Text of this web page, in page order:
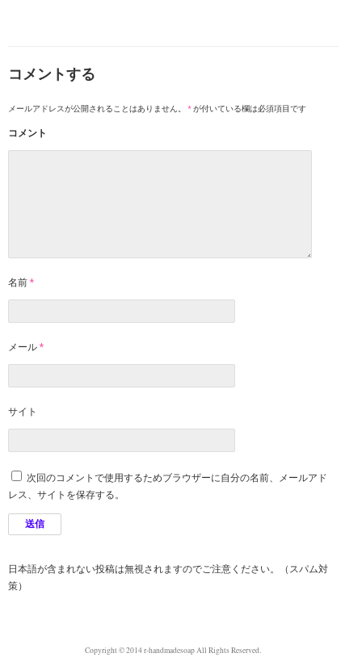
コメントする
メールアドレスが公開されることはありません。 *が付いている欄は必須項目です
コメント
名前 *
メール *
サイト
次回のコメントで使用するためブラウザーに自分の名前、メールアド
レス、サイトを保存する。
日本語が含まれない投稿は無視されますのでご注意ください。（スパム対
策）
Copyright © 2014 r-handmadesoap All Rights Reserved.